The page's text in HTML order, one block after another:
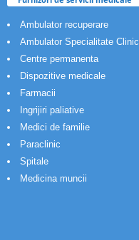
Ambulator recuperare
Ambulator Specialitate Clinic
Centre permanenta
Dispozitive medicale
Farmacii
Ingrijiri paliative
Medici de familie
Paraclinic
Spitale
Medicina muncii